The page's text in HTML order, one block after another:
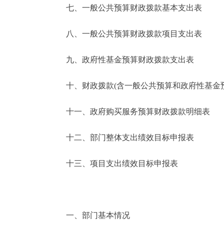
ENGLISH
七、一般公共预算财政拨款基本支出表
八、一般公共预算财政拨款项目支出表
九、政府性基金预算财政拨款支出表
十、财政拨款(含一般公共预算和政府性基金
十一、政府购买服务预算财政拨款明细表
十二、部门整体支出绩效目标申报表
十三、项目支出绩效目标申报表
一、部门基本情况